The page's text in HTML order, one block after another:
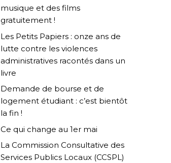
musique et des films
gratuitement !
Les Petits Papiers : onze ans de
lutte contre les violences
administratives racontés dans un
livre
Demande de bourse et de
logement étudiant : c’est bientôt
la fin !
Ce qui change au 1er mai
La Commission Consultative des
Services Publics Locaux (CCSPL)